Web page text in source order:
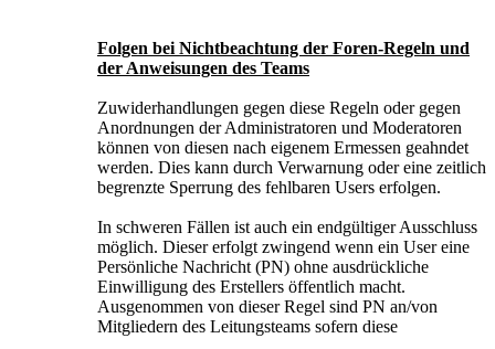
Folgen bei Nichtbeachtung der Foren-Regeln und
der Anweisungen des Teams
Zuwiderhandlungen gegen diese Regeln oder gegen
Anordnungen der Administratoren und Moderatoren
können von diesen nach eigenem Ermessen geahndet
werden. Dies kann durch Verwarnung oder eine zeitlich
begrenzte Sperrung des fehlbaren Users erfolgen.
In schweren Fällen ist auch ein endgültiger Ausschluss
möglich. Dieser erfolgt zwingend wenn ein User eine
Persönliche Nachricht (PN) ohne ausdrückliche
Einwilligung des Erstellers öffentlich macht.
Ausgenommen von dieser Regel sind PN an/von
Mitgliedern des Leitungsteams sofern diese